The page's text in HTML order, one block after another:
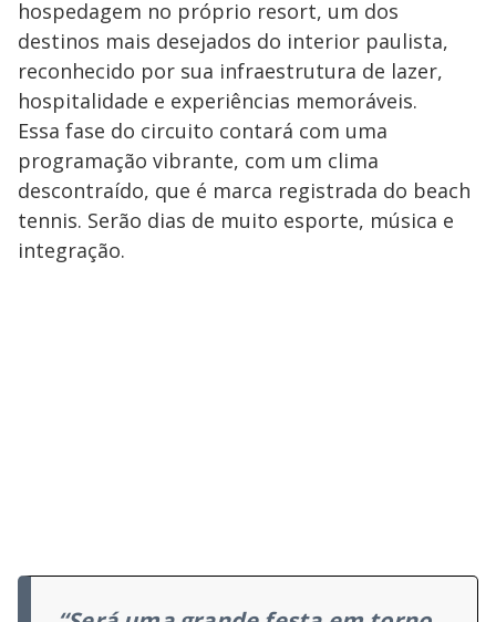
hospedagem no próprio resort, um dos
destinos mais desejados do interior paulista,
reconhecido por sua infraestrutura de lazer,
hospitalidade e experiências memoráveis.
Essa fase do circuito contará com uma
programação vibrante, com um clima
descontraído, que é marca registrada do beach
tennis. Serão dias de muito esporte, música e
integração.